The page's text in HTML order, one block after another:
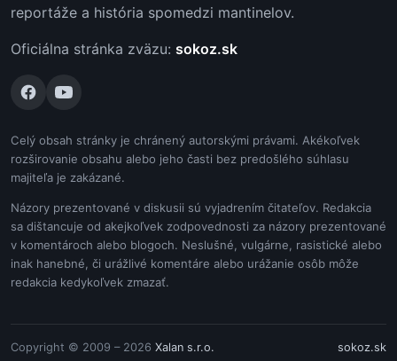
reportáže a história spomedzi mantinelov.
Oficiálna stránka zväzu: sokoz.sk
Celý obsah stránky je chránený autorskými právami. Akékoľvek
rozširovanie obsahu alebo jeho časti bez predošlého súhlasu
majiteľa je zakázané.
Názory prezentované v diskusii sú vyjadrením čitateľov. Redakcia
sa dištancuje od akejkoľvek zodpovednosti za názory prezentované
v komentároch alebo blogoch. Neslušné, vulgárne, rasistické alebo
inak hanebné, či urážlivé komentáre alebo urážanie osôb môže
redakcia kedykoľvek zmazať.
Copyright © 2009 – 2026 Xalan s.r.o. sokoz.sk